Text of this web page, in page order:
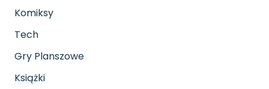
Komiksy
Tech
Gry Planszowe
Książki